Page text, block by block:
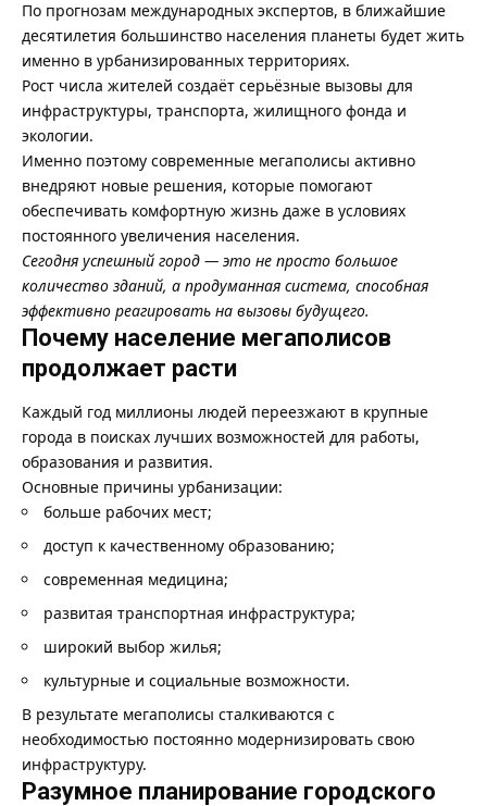
По прогнозам международных экспертов, в ближайшие
десятилетия большинство населения планеты будет жить
именно в урбанизированных территориях.
Рост числа жителей создаёт серьёзные вызовы для
инфраструктуры, транспорта, жилищного фонда и
экологии.
Именно поэтому современные мегаполисы активно
внедряют новые решения, которые помогают
обеспечивать комфортную жизнь даже в условиях
постоянного увеличения населения.
Сегодня успешный город — это не просто большое
количество зданий, а продуманная система, способная
эффективно реагировать на вызовы будущего.
Почему население мегаполисов
продолжает расти
Каждый год миллионы людей переезжают в крупные
города в поисках лучших возможностей для работы,
образования и развития.
Основные причины урбанизации:
больше рабочих мест;
доступ к качественному образованию;
современная медицина;
развитая транспортная инфраструктура;
широкий выбор жилья;
культурные и социальные возможности.
В результате мегаполисы сталкиваются с
необходимостью постоянно модернизировать свою
инфраструктуру.
Разумное планирование городского